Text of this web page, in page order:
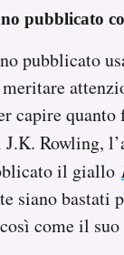
pubblicato
pubblicato
capire
J.K. Rowling,
il giallo
siano
come il